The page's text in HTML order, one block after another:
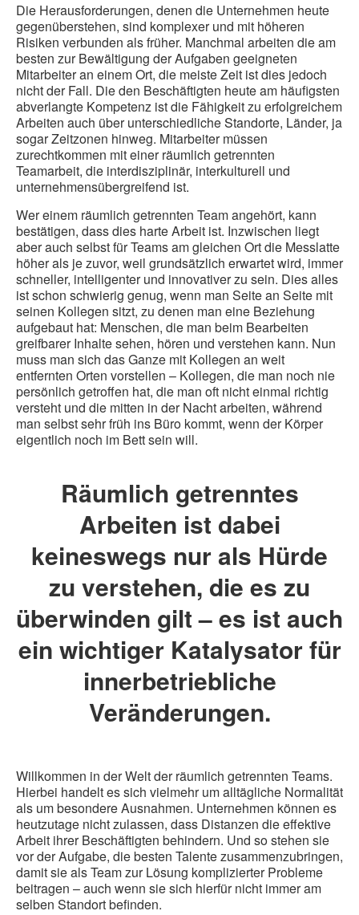
Die Herausforderungen, denen die Unternehmen heute
gegenüberstehen, sind komplexer und mit höheren
Risiken verbunden als früher. Manchmal arbeiten die am
besten zur Bewältigung der Aufgaben geeigneten
Mitarbeiter an einem Ort, die meiste Zeit ist dies jedoch
nicht der Fall. Die den Beschäftigten heute am häufigsten
abverlangte Kompetenz ist die Fähigkeit zu erfolgreichem
Arbeiten auch über unterschiedliche Standorte, Länder, ja
sogar Zeitzonen hinweg. Mitarbeiter müssen
zurechtkommen mit einer räumlich getrennten
Teamarbeit, die interdisziplinär, interkulturell und
unternehmensübergreifend ist.
Wer einem räumlich getrennten Team angehört, kann
bestätigen, dass dies harte Arbeit ist. Inzwischen liegt
aber auch selbst für Teams am gleichen Ort die Messlatte
höher als je zuvor, weil grundsätzlich erwartet wird, immer
schneller, intelligenter und innovativer zu sein. Dies alles
ist schon schwierig genug, wenn man Seite an Seite mit
seinen Kollegen sitzt, zu denen man eine Beziehung
aufgebaut hat: Menschen, die man beim Bearbeiten
greifbarer Inhalte sehen, hören und verstehen kann. Nun
muss man sich das Ganze mit Kollegen an weit
entfernten Orten vorstellen – Kollegen, die man noch nie
persönlich getroffen hat, die man oft nicht einmal richtig
versteht und die mitten in der Nacht arbeiten, während
man selbst sehr früh ins Büro kommt, wenn der Körper
eigentlich noch im Bett sein will.
Räumlich getrenntes
Arbeiten ist dabei
keineswegs nur als Hürde
zu verstehen, die es zu
überwinden gilt – es ist auch
ein wichtiger Katalysator für
innerbetriebliche
Veränderungen.
Willkommen in der Welt der räumlich getrennten Teams.
Hierbei handelt es sich vielmehr um alltägliche Normalität
als um besondere Ausnahmen. Unternehmen können es
heutzutage nicht zulassen, dass Distanzen die effektive
Arbeit ihrer Beschäftigten behindern. Und so stehen sie
vor der Aufgabe, die besten Talente zusammenzubringen,
damit sie als Team zur Lösung komplizierter Probleme
beitragen – auch wenn sie sich hierfür nicht immer am
selben Standort befinden.